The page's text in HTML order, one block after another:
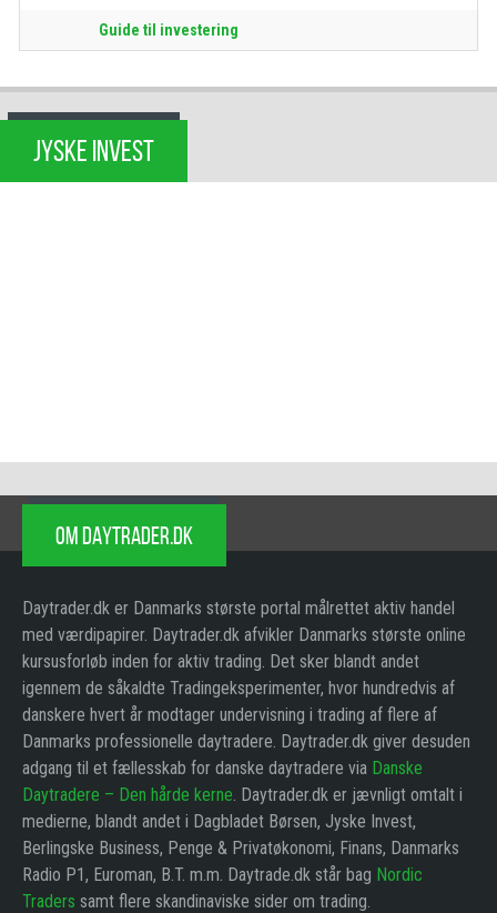
Guide til investering
JYSKE INVEST
OM DAYTRADER.DK
Daytrader.dk er Danmarks største portal målrettet aktiv handel
med værdipapirer. Daytrader.dk afvikler Danmarks største online
kursusforløb inden for aktiv trading. Det sker blandt andet
igennem de såkaldte Tradingeksperimenter, hvor hundredvis af
danskere hvert år modtager undervisning i trading af flere af
Danmarks professionelle daytradere. Daytrader.dk giver desuden
adgang til et fællesskab for danske daytradere via Danske
Daytradere – Den hårde kerne. Daytrader.dk er jævnligt omtalt i
medierne, blandt andet i Dagbladet Børsen, Jyske Invest,
Berlingske Business, Penge & Privatøkonomi, Finans, Danmarks
Radio P1, Euroman, B.T. m.m. Daytrade.dk står bag Nordic
Traders samt flere skandinaviske sider om trading.